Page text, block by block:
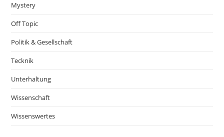
Mystery
Off Topic
Politik & Gesellschaft
Tecknik
Unterhaltung
Wissenschaft
Wissenswertes